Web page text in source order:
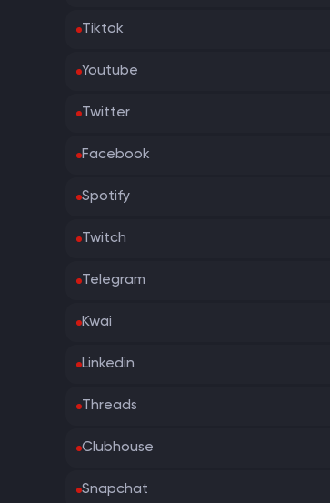
Tiktok
Youtube
Twitter
Facebook
Spotify
Twitch
Telegram
Kwai
Linkedin
Threads
Clubhouse
Snapchat